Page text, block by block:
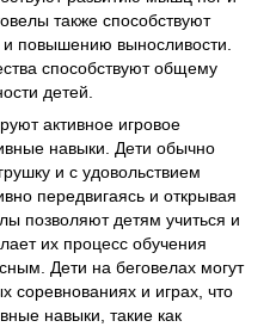
также способствуют
и повышению выносливости.
способствуют общему
детей.
активное игровое
навыки. Дети обычно
и с удовольствием
передвигаясь и открывая
позволяют детям учиться и
их процесс обучения
Дети на беговелах могут
соревнованиях и играх, что
навыки, такие как